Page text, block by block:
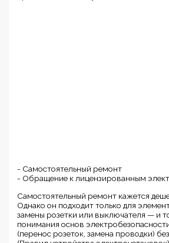
- Самостоятельный ремонт
- Обращение к лицензированным
Самостоятельный ремонт кажется
Однако он подходит только для
замены розетки или выключателя — и
понимания основ
(перенос розеток, замена проводки)